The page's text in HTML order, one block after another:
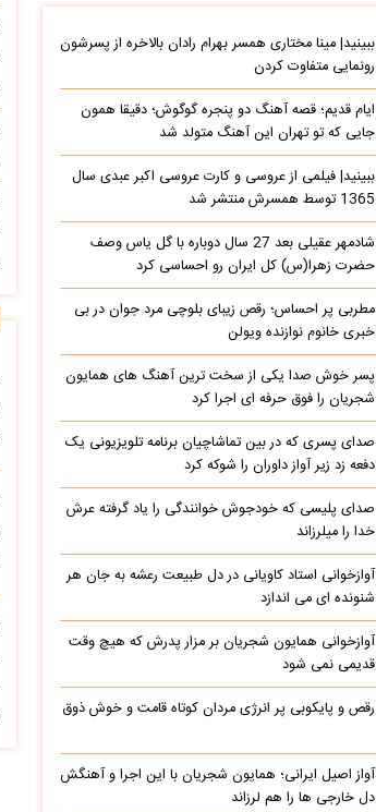
ببینید| مینا مختاری همسر بهرام رادان بالاخره از پسرشون
رونمایی متفاوت کردن
ایام قدیم؛ قصه آهنگ دو پنجره گوگوش؛ دقیقا همون
جایی که تو تهران این آهنگ متولد شد
ببینید| فیلمی از عروسی و کارت عروسی اکبر عبدی سال
1365 توسط همسرش منتشر شد
شادمهر عقیلی بعد 27 سال دوباره با گل یاس وصف
حضرت زهرا(س) کل ایران رو احساسی کرد
مطربی پر احساس؛ رقص زیبای بلوچی مرد جوان در بی
خبری خانوم نوازنده ویولن
پسر خوش صدا یکی از سخت ترین آهنگ های همایون
شجریان را فوق حرفه ای اجرا کرد
صدای پسری که در بین تماشاچیان برنامه تلویزیونی یک
دفعه زد زیر آواز داوران را شوکه کرد
صدای پلیسی که خودجوش خوانندگی را یاد گرفته عرش
خدا را میلرزاند
آوازخوانی استاد کاویانی در دل طبیعت رعشه به جان هر
شنونده ای می اندازد
آوازخوانی همایون شجریان بر مزار پدرش که هیچ وقت
قدیمی نمی شود
رقص و پایکوبی پر انرژی مردان کوتاه قامت و خوش ذوق
آواز اصیل ایرانی؛ همایون شجریان با این اجرا و آهنگش
دل خارجی ها را هم لرزاند